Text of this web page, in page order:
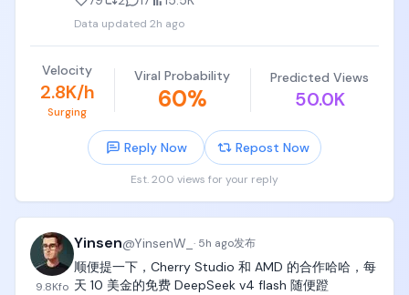
python入门了以后，可以买《Thinking in Java》
《C++ Primer》，挑着学Java和C++这两本书；
b. 计算机三套经典，党哥都买了纸质版，党哥都没看
完。
- 计算机基础教材CSAPP《Computer Systems A
Programmers Perspective》（CSAPP）
- 可以陪伴到50岁、几代人读的圣经大套装《The Art
of Computer Programming》（TAOCP）
的）
flash则老实的像个孩子，勤奋的像个浙江人。
这是AI最好的时代。
Data updated 2h ago
Velocity
2.8K/h
Surging
Viral Probability
60%
Predicted Views
50.0K
Reply Now Repost Now
Est. 200 views for your reply
9.8Kfo
Yinsen@YinsenW_ · 5h ago发布
顺便提一下，Cherry Studio 和 AMD 的合作哈哈，每
天 10 美金的免费 DeepSeek v4 flash 随便蹬